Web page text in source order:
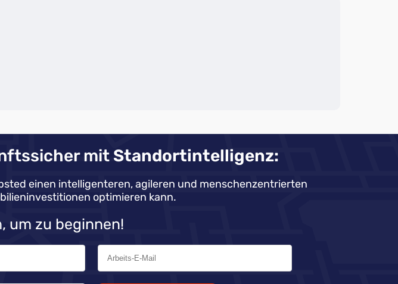
mit Standortintelligenz:
einen intelligenteren, agileren und menschenzentrierten
optimieren kann.
um zu beginnen!